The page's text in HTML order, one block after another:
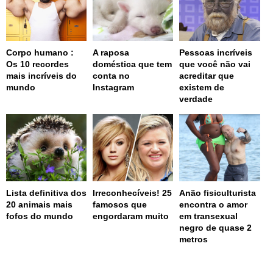
Corpo humano :
Os 10 recordes
mais incríveis do
mundo
A raposa
doméstica que tem
conta no
Instagram
Pessoas incríveis
que você não vai
acreditar que
existem de
verdade
Lista definitiva dos
20 animais mais
fofos do mundo
Irreconhecíveis! 25
famosos que
engordaram muito
Anão fisiculturista
encontra o amor
em transexual
negro de quase 2
metros